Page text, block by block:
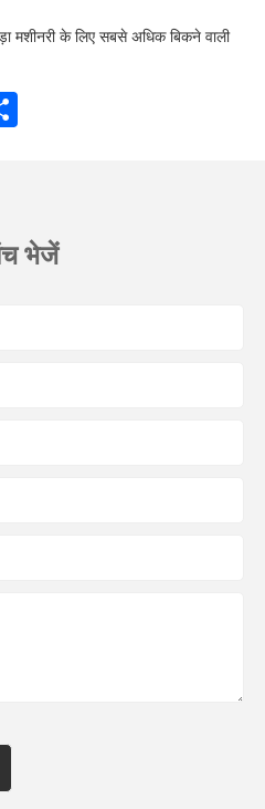
मशीनरी के लिए सबसे अधिक बिकने वाली
भेजें